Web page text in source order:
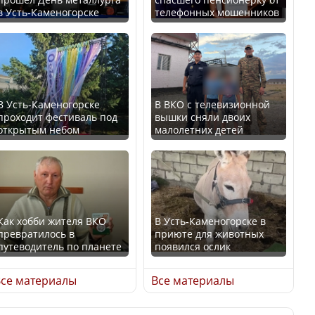
Казахстане стало
получить
на
Орталық Азия
арасында әл-ауқат
көш бастады
возглавил
благополучия
стран Центральной
В России введены
дополнительные
ограничения для
казахстанских прав
Трамп официально
вступил в должность
президента США
Луну признали объектом
культурного наследия,
находящегося под
угрозой исчезновения
Усть-Каменогорске
Усть-Каменогорске
фестиваль под
небом
хобби жителя ВКО
в
по планете
материалы
телефонных мошенников
В ВКО с телевизионной
вышки сняли двоих
малолетних детей
В Усть-Каменогорске в
приюте для животных
появился ослик
Все материалы